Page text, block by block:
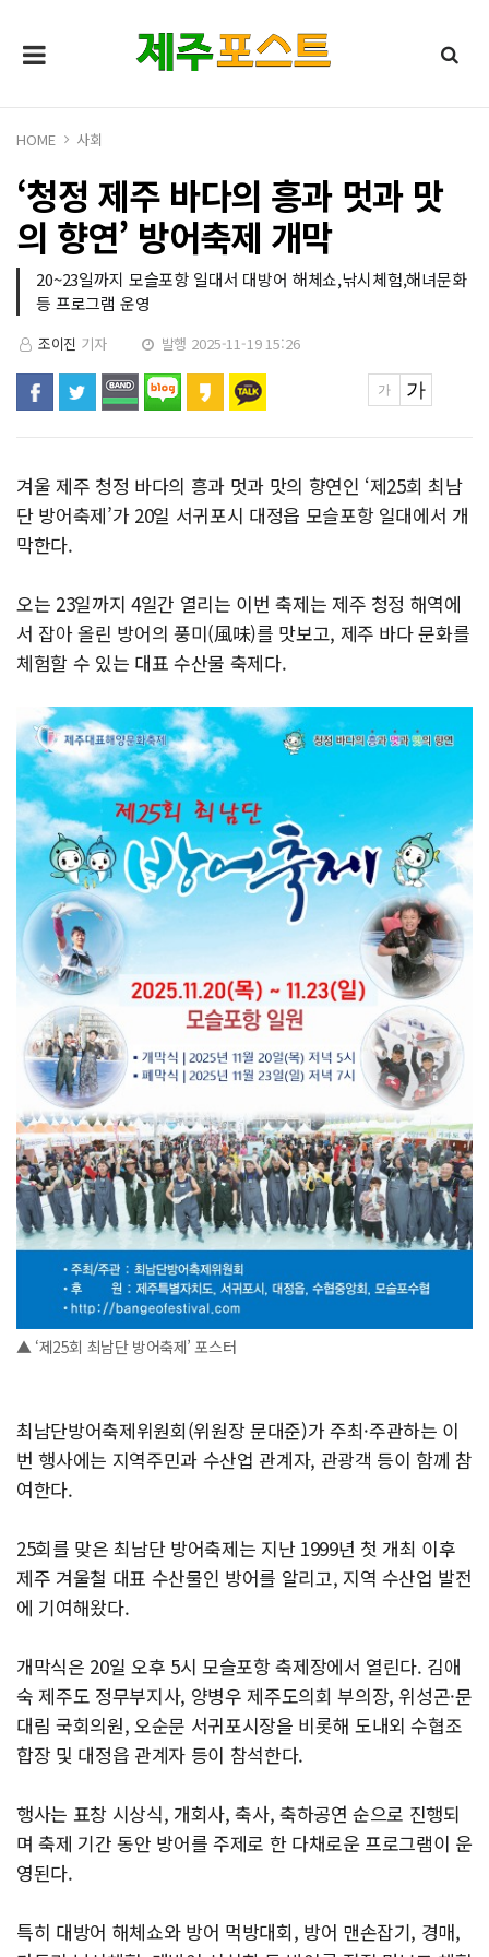
HOME 사회
‘청정 제주 바다의 흥과 멋과 맛
의 향연’ 방어축제 개막
20~23일까지 모슬포항 일대서 대방어 해체쇼,낚시체험,해녀문화
등 프로그램 운영
조이진 기자 발행 2025-11-19 15:26
겨울 제주 청정 바다의 흥과 멋과 맛의 향연인 ‘제25회 최남
단 방어축제’가 20일 서귀포시 대정읍 모슬포항 일대에서 개
막한다.
오는 23일까지 4일간 열리는 이번 축제는 제주 청정 해역에
서 잡아 올린 방어의 풍미(風味)를 맛보고, 제주 바다 문화를
체험할 수 있는 대표 수산물 축제다.
▲ ‘제25회 최남단 방어축제’ 포스터
최남단방어축제위원회(위원장 문대준)가 주최·주관하는 이
번 행사에는 지역주민과 수산업 관계자, 관광객 등이 함께 참
여한다.
25회를 맞은 최남단 방어축제는 지난 1999년 첫 개최 이후
제주 겨울철 대표 수산물인 방어를 알리고, 지역 수산업 발전
에 기여해왔다.
개막식은 20일 오후 5시 모슬포항 축제장에서 열린다. 김애
숙 제주도 정무부지사, 양병우 제주도의회 부의장, 위성곤·문
대림 국회의원, 오순문 서귀포시장을 비롯해 도내외 수협조
합장 및 대정읍 관계자 등이 참석한다.
행사는 표창 시상식, 개회사, 축사, 축하공연 순으로 진행되
며 축제 기간 동안 방어를 주제로 한 다채로운 프로그램이 운
영된다.
특히 대방어 해체쇼와 방어 먹방대회, 방어 맨손잡기, 경매,